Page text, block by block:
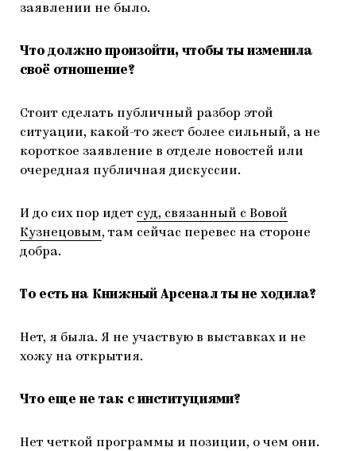
заявлении не было.
Что должно произойти, чтобы ты изменила
своё отношение?
Стоит сделать публичный разбор этой
ситуации, какой-то жест более сильный, а не
короткое заявление в отделе новостей или
очередная публичная дискуссии.
И до сих пор идет суд, связанный с Вовой
Кузнецовым, там сейчас перевес на стороне
добра.
То есть на Книжный Арсенал ты не ходила?
Нет, я была. Я не участвую в выставках и не
хожу на открытия.
Что еще не так с институциями?
Нет четкой программы и позиции, о чем они.